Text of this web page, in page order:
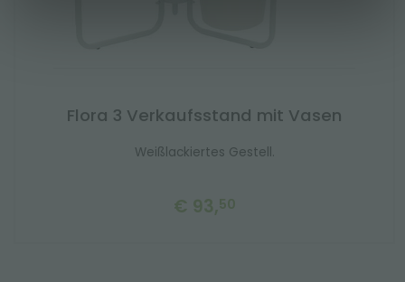
Flora 3 Verkaufsstand mit Vasen
Weißlackiertes Gestell.
€ 93,50